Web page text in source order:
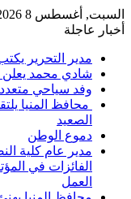
السبت, أغسطس 8 2026
أخبار عاجلة
مدير التحرير
شادي محمد يعلن
وفد سياحي
محافظ المنيا
الصعيد
دموع الوطن
مدير عام كلية
الفائزات في
العمل